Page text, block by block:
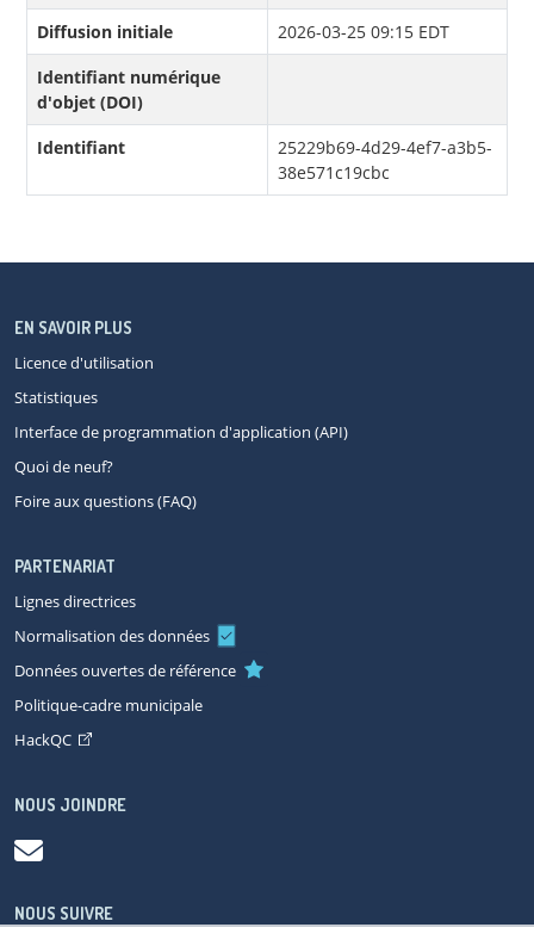
Diffusion initiale
2026-03-25 09:15 EDT
Identifiant numérique
d'objet (DOI)
Identifiant
25229b69-4d29-4ef7-a3b5-
38e571c19cbc
EN SAVOIR PLUS
Licence d'utilisation
Statistiques
Interface de programmation d'application (API)
Quoi de neuf?
Foire aux questions (FAQ)
PARTENARIAT
Lignes directrices
Normalisation des données
Données ouvertes de référence
Politique-cadre municipale
HackQC
NOUS JOINDRE
NOUS SUIVRE